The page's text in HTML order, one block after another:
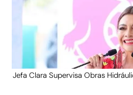
Jefa Clara Supervisa Obras